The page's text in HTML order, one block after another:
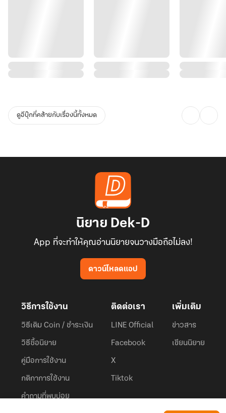
ดูอีบุ๊กที่คล้ายกับเรื่องนี้ทั้งหมด
นิยาย Dek-D
App ที่จะทำให้คุณอ่านนิยายจนวางมือถือไม่ลง!
ดาวน์โหลดแอป
วิธีการใช้งาน
วิธีเติม Coin / ชำระเงิน
วิธีซื้อนิยาย
คู่มือการใช้งาน
กติกาการใช้งาน
คำถามที่พบบ่อย
ติดต่อเรา
LINE Official
Facebook
X
Tiktok
เพิ่มเติม
ข่าวสาร
เขียนนิยาย